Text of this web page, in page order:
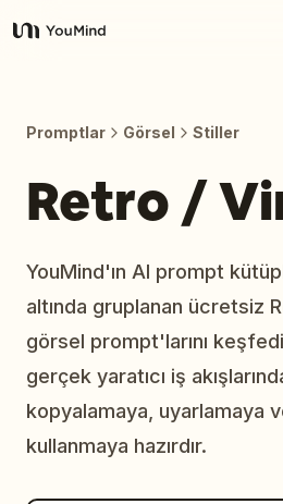
YouMind
İstemler
Fiyatlandırma
İndir
Promptlar Görsel Stiller
Retro /
YouMind'ın AI prompt
altında gruplanan ücretsiz
görsel prompt'larını
gerçek yaratıcı iş
kopyalamaya, uyarlamaya
kullanmaya hazırdır.